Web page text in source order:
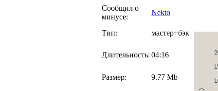
Сообщил о
минусе:
Nekto
Тип: мастер+бэк
Длительность: 04:16
Размер: 9.77 Mb